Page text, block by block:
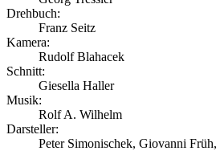
Drehbuch:
Franz Seitz
Kamera:
Rudolf Blahacek
Schnitt:
Giesella Haller
Musik:
Rolf A. Wilhelm
Darsteller:
Peter Simonischek, Giovanni